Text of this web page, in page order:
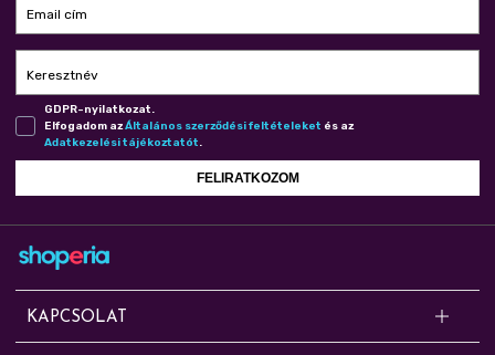
Email cím
Keresztnév
GDPR-nyilatkozat.
Elfogadom azÁl­ta­lá­nos szer­ző­dé­si fel­té­te­le­ket és az
Adat­ke­ze­lé­si tá­jé­koz­ta­tót.
FELIRATKOZOM
KAPCSOLAT